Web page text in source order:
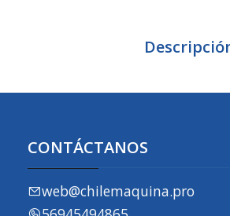
CONTÁCTANOS
web@chilemaquina.pro